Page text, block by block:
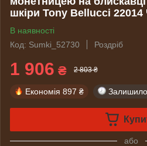
шкіри Tony Bellucci
В наявності
Код: Sumki_52730
Роздріб
1 906 ₴ 2 803 ₴
Економія 897 ₴
або